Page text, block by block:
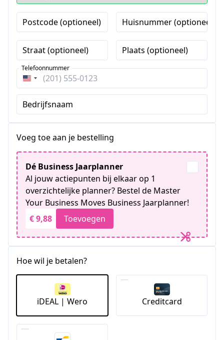
Postcode (optioneel) Huisnummer (optioneel)
Straat (optioneel) Plaats (optioneel)
Verenigde
Staten
+1
Telefoonnummer
Bedrijfsnaam
Voeg toe aan je bestelling
Dé Business Jaarplanner
Al jouw actiepunten bij elkaar op 1
overzichtelijke planner? Bestel de Master
Your Business Moves Business Jaarplanner!
€ 9,88
Toevoegen
Hoe wil je betalen?
iDEAL | Wero Creditcard